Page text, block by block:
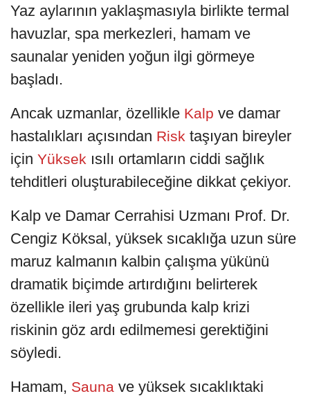
Yaz aylarının yaklaşmasıyla birlikte termal
havuzlar, spa merkezleri, hamam ve
saunalar yeniden yoğun ilgi görmeye
başladı.
Ancak uzmanlar, özellikle Kalp ve damar
hastalıkları açısından Risk taşıyan bireyler
için Yüksek ısılı ortamların ciddi sağlık
tehditleri oluşturabileceğine dikkat çekiyor.
Kalp ve Damar Cerrahisi Uzmanı Prof. Dr.
Cengiz Köksal, yüksek sıcaklığa uzun süre
maruz kalmanın kalbin çalışma yükünü
dramatik biçimde artırdığını belirterek
özellikle ileri yaş grubunda kalp krizi
riskinin göz ardı edilmemesi gerektiğini
söyledi.
Hamam, Sauna ve yüksek sıcaklıktaki